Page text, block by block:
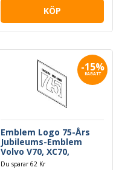
KÖP
-15%
RABATT
Emblem Logo 75-Års
Jubileums-Emblem
Volvo V70, XC70,
S40/V40
Du sparar 62 Kr